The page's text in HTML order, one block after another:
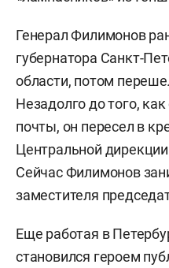
Генерал Филимонов
губернатора Санкт-
области, потом
Незадолго до того,
почты, он пересел в
Центральной
Сейчас Филимонов
заместителя
Еще работая в
становился героем